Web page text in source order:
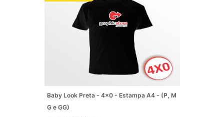
Baby Look Preta - 4x0 - Estampa A4 - (P, M
G e GG)